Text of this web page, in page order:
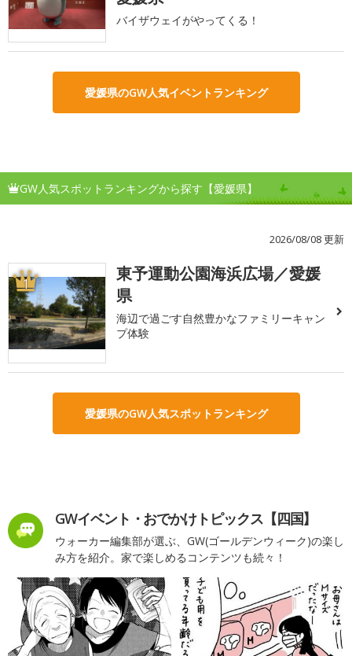
バイザウェイがやってくる！
愛媛県のGW人気イベントランキング
GW人気スポットランキングから探す【愛媛県】
2026/08/08 更新
1
東予運動公園海浜広場／愛媛
県
海辺で過ごす自然豊かなファミリーキャン
プ体験
愛媛県のGW人気スポットランキング
GWイベント・おでかけトピックス【四国】
ウォーカー編集部が選ぶ、GW(ゴールデンウィーク)の楽し
み方を紹介。家で楽しめるコンテンツも続々！